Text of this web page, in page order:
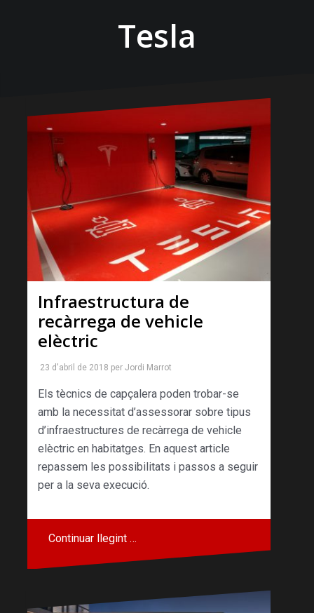
Tesla
Infraestructura de
recàrrega de vehicle
elèctric
23 d'abril de 2018 per Jordi Marrot
Els tècnics de capçalera poden trobar-se
amb la necessitat d’assessorar sobre tipus
d’infraestructures de recàrrega de vehicle
elèctric en habitatges. En aquest article
repassem les possibilitats i passos a seguir
per a la seva execució.
Continuar llegint …